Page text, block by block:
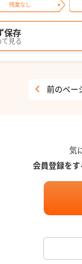
残業なし
保存
見る
前のペー
気
会員登録をす